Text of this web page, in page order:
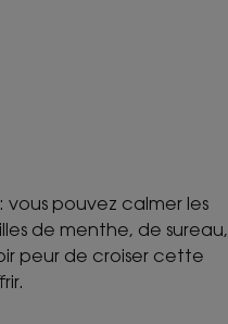
vous pouvez calmer les
de menthe, de sureau,
peur de croiser cette